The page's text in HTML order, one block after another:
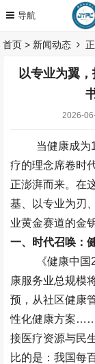
首页 > 新闻动态
以专业为翼
2026-
当健康成为
疗的理念席卷时
正澎湃而来。在
基、以专业为刃
业黄金赛道的金
一、时代召唤：
《健康中国
康服务业总规模
预，从社区健康
性化健康方案
接医疗资源与民
比的是：我国每